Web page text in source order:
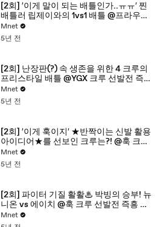
[2회] ′이게 말이 되는 배틀인가..ㅠㅠ′ 찐
배틀러 립제이와의 1vs1 배틀 @프라우드
먼 크루 선발전 즉흥 배틀
Mnet
5년 전
[2회] 난장판(?) 속 생존을 위한 4 크루의
프리스타일 배틀 @YGX 크루 선발전 즉흥
배틀
Mnet
5년 전
[2회] ′이게 훅이지′ ★반짝이는 신발 활용
아이디어★를 선보인 크루는?! @훅 크루
선발전 즉흥 배틀
Mnet
5년 전
[2회] 파이터 기질 활활♨ 박빙의 승부! 뉴
니온 vs 에이치 @훅 크루 선발전 즉흥 배
틀
Mnet